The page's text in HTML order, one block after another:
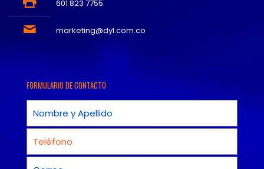
601 823 7755
marketing@dyl.com.co
FORMULARIO DE CONTACTO